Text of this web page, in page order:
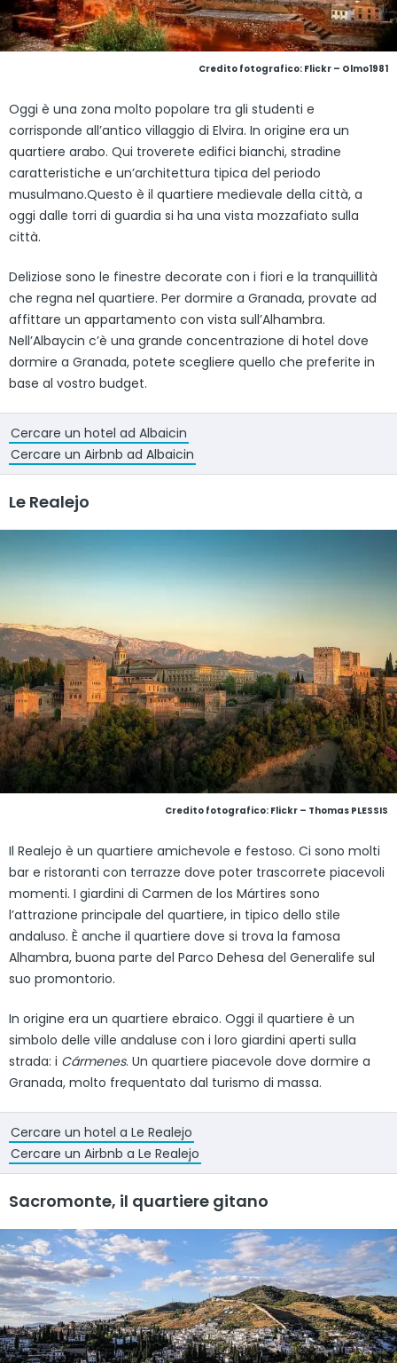
Credito fotografico: Flickr – Olmo1981
Oggi è una zona molto popolare tra gli studenti e
corrisponde all’antico villaggio di Elvira. In origine era un
quartiere arabo. Qui troverete edifici bianchi, stradine
caratteristiche e un’architettura tipica del periodo
musulmano.Questo è il quartiere medievale della città, a
oggi dalle torri di guardia si ha una vista mozzafiato sulla
città.
Deliziose sono le finestre decorate con i fiori e la tranquillità
che regna nel quartiere. Per dormire a Granada, provate ad
affittare un appartamento con vista sull’Alhambra.
Nell’Albaycin c’è una grande concentrazione di hotel dove
dormire a Granada, potete scegliere quello che preferite in
base al vostro budget.
Cercare un hotel ad Albaicin
Cercare un Airbnb ad Albaicin
Le Realejo
Credito fotografico: Flickr – Thomas PLESSIS
Il Realejo è un quartiere amichevole e festoso. Ci sono molti
bar e ristoranti con terrazze dove poter trascorrete piacevoli
momenti. I giardini di Carmen de los Mártires sono
l’attrazione principale del quartiere, in tipico dello stile
andaluso. È anche il quartiere dove si trova la famosa
Alhambra, buona parte del Parco Dehesa del Generalife sul
suo promontorio.
In origine era un quartiere ebraico. Oggi il quartiere è un
simbolo delle ville andaluse con i loro giardini aperti sulla
strada: i Cármenes. Un quartiere piacevole dove dormire a
Granada, molto frequentato dal turismo di massa.
Cercare un hotel a Le Realejo
Cercare un Airbnb a Le Realejo
Sacromonte, il quartiere gitano